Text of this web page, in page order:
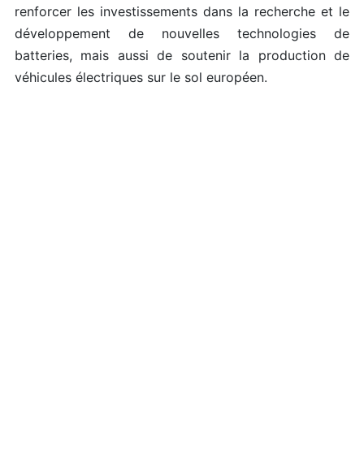
renforcer les investissements dans la recherche et le
développement de nouvelles technologies de
batteries, mais aussi de soutenir la production de
véhicules électriques sur le sol européen.